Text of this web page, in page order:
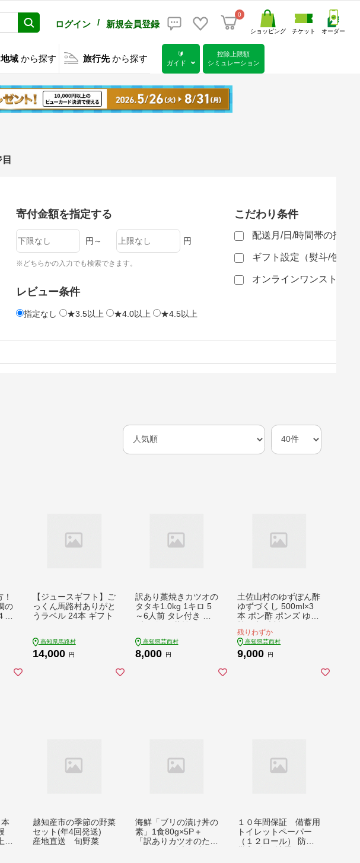
ログイン / 新規会員登録
0
ショッピング チケット オーダー
地域 から探す 旅行先 から探す
🔰
ガイド
控除上限額
シミュレーション
寄付金額を指定する
円～ 円
※どちらかの入力でも検索できます。
レビュー条件
指定なし ★3.5以上 ★4.0以上 ★4.5以上
こだわり条件
配送月/日/時間帯の指定
ギフト設定（熨斗/包装
オンラインワンストップ
の
人
【ジュースギフト】ご
っくん馬路村ありがと
うラベル 24本 ギフト
高知県馬路村
14,000 円
訳あり藁焼きカツオの
タタキ1.0kg 1キロ 5
～6人前 タレ付き ゆ
かつおのたたき カツ
オのたたき 鰹のタタ
高知県芸西村
8,000 円
土佐山村のゆずぽん酢
ゆずづくし 500ml×3
本 ポン酢 ポンズ ゆず
美味しい おいしい 鍋
しゃぶしゃぶ 冷奴 魚
料理 蒸し料理 ドレッ
残りわずか
高知県芸西村
9,000 円
越知産市の季節の野菜
セット(年4回発送)
産地直送 旬野菜
海鮮「ブリの漬け丼の
素」1食80g×5P＋
「訳ありカツオのたた
１０年間保証 備蓄用
トイレットペーパー
（１２ロール） 防災